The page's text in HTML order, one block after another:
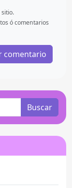
ó comentarios
Buscar